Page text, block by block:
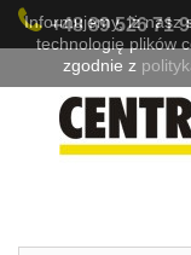
+48 89 526 71
Informujemy, iż nasz
technologię plików
zgodnie z